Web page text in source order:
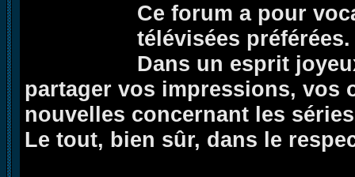
Ce forum a pour
télévisées préférées.
Dans un esprit
partager vos impressions, vos
nouvelles concernant les
Le tout, bien sûr, dans le